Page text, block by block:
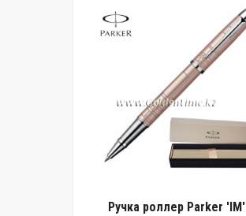
Ручка роллер Parker 'IM'